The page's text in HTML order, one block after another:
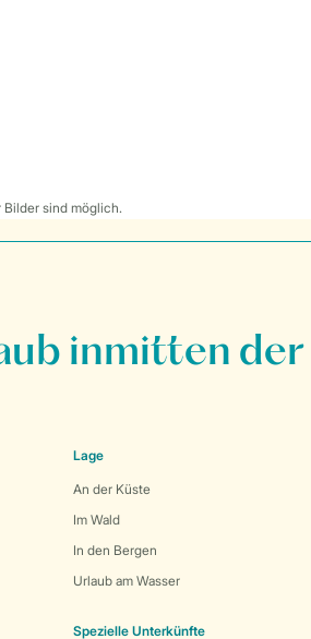
sind möglich.
inmitten
Lage
An der Küste
Im Wald
In den Bergen
Urlaub am Wasser
Spezielle Unterkünfte